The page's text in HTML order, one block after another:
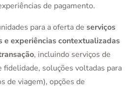
de pagamento.
para a oferta de serviços
e experiências contextualizadas
, incluindo serviços de
fidelidade, soluções voltadas para
de viagem), opções de